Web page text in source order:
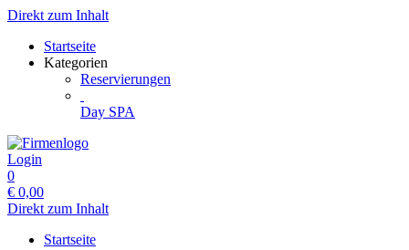
Direkt zum Inhalt
Startseite
Kategorien
Reservierungen
Day SPA
Login
0
€ 0,00
Direkt zum Inhalt
Startseite